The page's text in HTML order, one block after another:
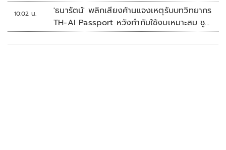
10:02 น.
'ธนารัตน์' พลิกเสียงค้านแจงเหตุรับบทวิทยากร
TH-AI Passport หวังกำกับใช้งบเหมาะสม ชู
จุดเด่นคนไทยได้ใช้ AI ระดับโปร ลดเหลื่อมล้ำ